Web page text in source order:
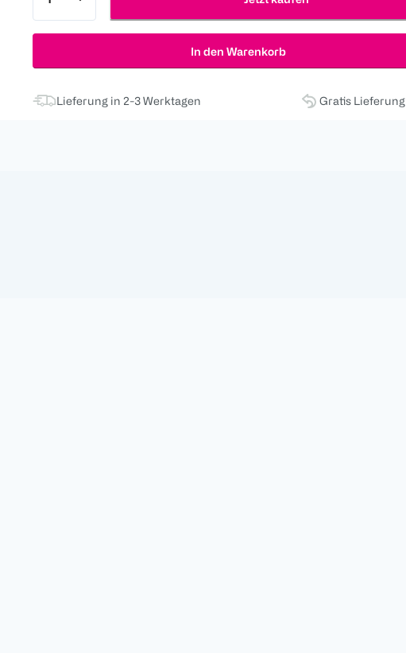
In den Warenkorb
Lieferung in 2-3 Werktagen Gratis